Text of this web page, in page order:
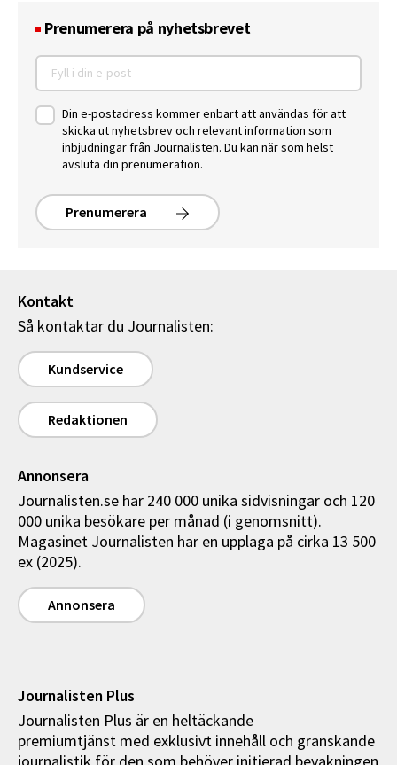
Prenumerera på nyhetsbrevet
Din e-postadress kommer enbart att användas för att
skicka ut nyhetsbrev och relevant information som
inbjudningar från Journalisten. Du kan när som helst
avsluta din prenumeration.
Prenumerera
Kontakt
Så kontaktar du Journalisten:
Kundservice
Redaktionen
Annonsera
Journalisten.se har 240 000 unika sidvisningar och 120
000 unika besökare per månad (i genomsnitt).
Magasinet Journalisten har en upplaga på cirka 13 500
ex (2025).
Annonsera
Journalisten Plus
Journalisten Plus är en heltäckande
premiumtjänst med exklusivt innehåll och granskande